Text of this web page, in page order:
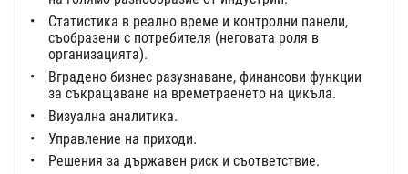
Статистика в реално време и контролни панели,
съобразени с потребителя (неговата роля в
организацията).
Вградено бизнес разузнаване, финансови функции
за съкращаване на времетраенето на цикъла.
Визуална аналитика.
Управление на приходи.
Решения за държавен риск и съответствие.